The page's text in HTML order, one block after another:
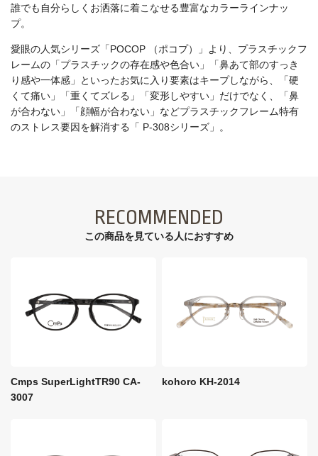
誰でも自分らしくお洒落に着こなせる豊富なカラーラインナッ
プ。
愛眼の人気シリーズ「POCOP （ポコプ）」より、プラスチックフ
レームの「プラスチックの存在感や色合い」「鼻あて部のすっき
り感や一体感」といったお気に入り要素はキープしながら、「硬
くて痛い」「重くてズレる」「変形しやすい」だけでなく、「鼻
が合わない」「顔幅が合わない」などプラスチックフレーム特有
のストレス要因を解消する「 P-308シリーズ」。
RECOMMENDED
この商品を見ている⼈におすすめ
Cmps SuperLightTR90 CA-
3007
kohoro KH-2014